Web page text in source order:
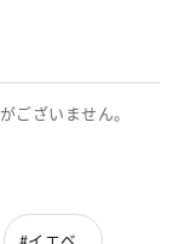
ございません。